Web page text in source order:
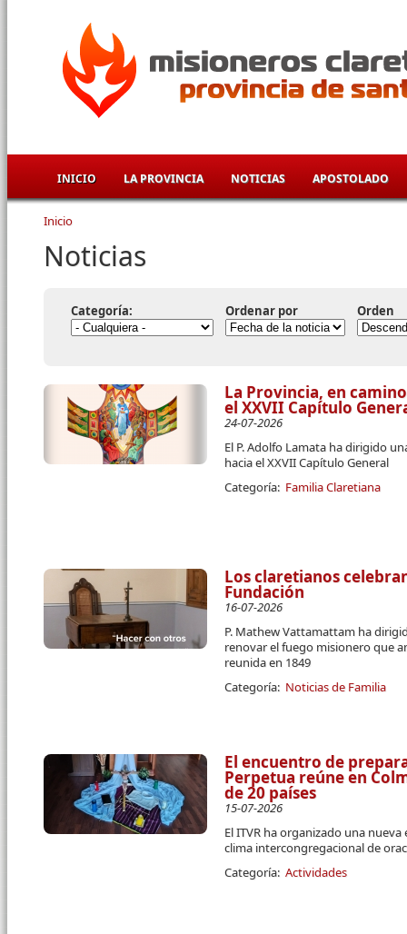
INICIO LA PROVINCIA NOTICIAS APOSTOLADO
Se encuentra usted aquí
Inicio
Noticias
Categoría: Ordenar por Orden
La Provincia, en
el XXVII Capítulo
24-07-2026
El P. Adolfo Lamata ha dirigido
hacia el XXVII Capítulo General
Categoría: Familia Claretiana
Los claretianos
Fundación
16-07-2026
P. Mathew Vattamattam ha
renovar el fuego misionero que
reunida en 1849
Categoría: Noticias de Familia
El encuentro de
Perpetua reúne en
de 20 países
15-07-2026
El ITVR ha organizado una
clima intercongregacional de
Categoría: Actividades